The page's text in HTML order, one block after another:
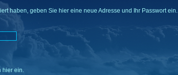
haben, geben Sie hier eine neue Adresse und Ihr Passwort ein.
hier ein.